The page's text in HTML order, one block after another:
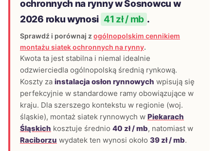
ochronnych na rynny w Sosnowcu w
2026 roku wynosi 41 zł / mb .
Sprawdź i porównaj z ogólnopolskim cennikiem
montażu siatek ochronnych na rynny.
Kwota ta jest stabilna i niemal idealnie
odzwierciedla ogólnopolską średnią rynkową.
Koszty za instalacja osłon rynnowych wpisują się
perfekcyjnie w standardowe ramy obowiązujące w
kraju. Dla szerszego kontekstu w regionie (woj.
śląskie), montaż siatek rynnowych w Piekarach
Śląskich kosztuje średnio 40 zł / mb, natomiast w
Raciborzu wydatek ten wynosi około 39 zł / mb.